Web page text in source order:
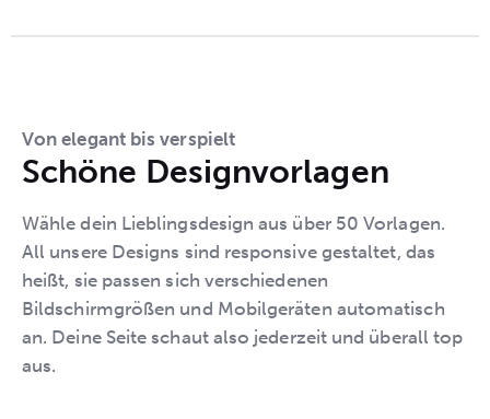
Von elegant bis verspielt
Schöne Designvorlagen
Wähle dein Lieblingsdesign aus über 50 Vorlagen.
All unsere Designs sind responsive gestaltet, das
heißt, sie passen sich verschiedenen
Bildschirmgrößen und Mobilgeräten automatisch
an. Deine Seite schaut also jederzeit und überall top
aus.